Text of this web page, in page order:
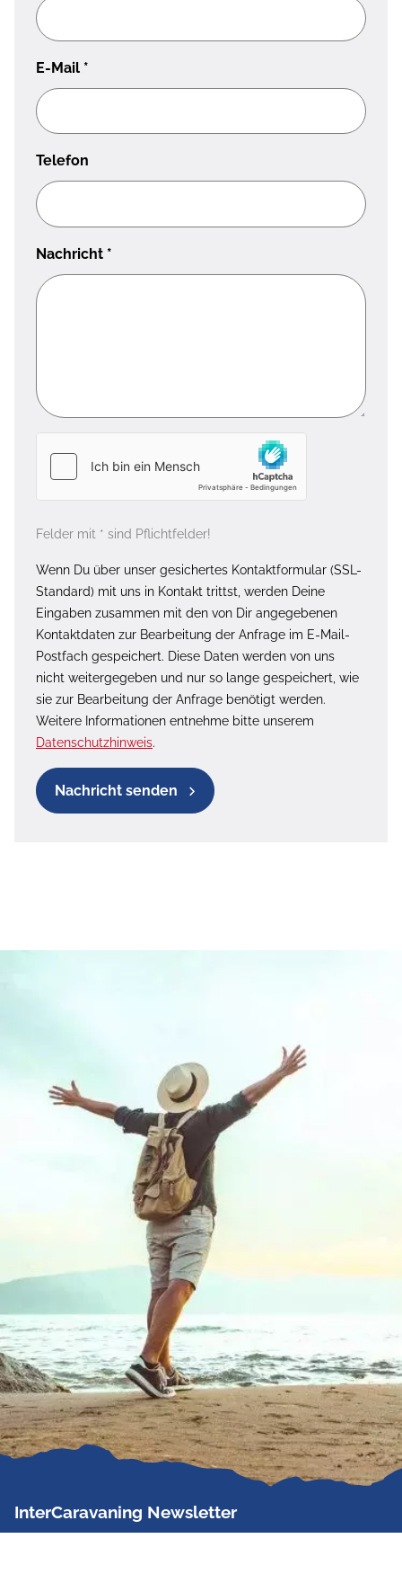
E-Mail *
Telefon
Nachricht *
Felder mit * sind Pflichtfelder!
Wenn Du über unser gesichertes Kontaktformular (SSL-
Standard) mit uns in Kontakt trittst, werden Deine
Eingaben zusammen mit den von Dir angegebenen
Kontaktdaten zur Bearbeitung der Anfrage im E-Mail-
Postfach gespeichert. Diese Daten werden von uns
nicht weitergegeben und nur so lange gespeichert, wie
sie zur Bearbeitung der Anfrage benötigt werden.
Weitere Informationen entnehme bitte unserem
Datenschutzhinweis.
Nachricht senden
InterCaravaning Newsletter